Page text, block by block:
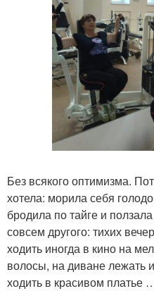
Без всякого оптимизма.
хотела: морила себя
бродила по тайге и
совсем другого: тихих
ходить иногда в кино на
волосы, на диване лежать
ходить в красивом платье